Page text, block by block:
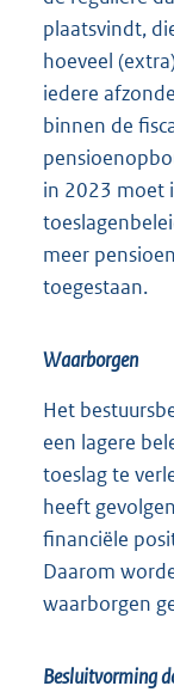
plaatsvindt,
hoeveel
iedere
binnen de
in 2023 moet
meer
toegestaan.
Waarborgen
Het
een lagere
toeslag te
heeft
financiële
Daarom
waarborgen
Besluitvorming